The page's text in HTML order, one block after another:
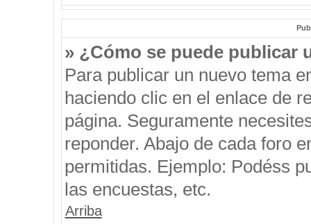
» ¿Cómo se puede publicar
Para publicar un nuevo tema
haciendo clic en el enlace de
página. Seguramente
reponder. Abajo de cada foro
permitidas. Ejemplo: Podéss
las encuestas, etc.
Arriba